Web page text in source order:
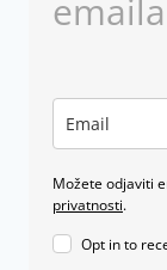
emaila
Možete odjaviti
privatnosti.
Opt in to